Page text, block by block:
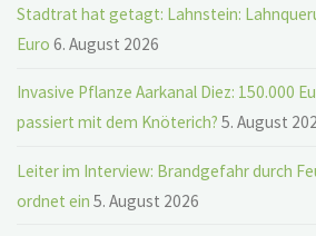
Stadtrat hat getagt: Lahnstein:
Euro 6. August 2026
Invasive Pflanze Aarkanal Diez: 150.000
passiert mit dem Knöterich? 5. August
Leiter im Interview: Brandgefahr durch
ordnet ein 5. August 2026